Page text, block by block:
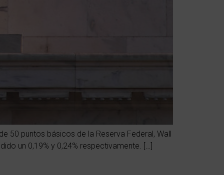
50 puntos básicos de la Reserva Federal, Wall
un 0,19% y 0,24% respectivamente. […]